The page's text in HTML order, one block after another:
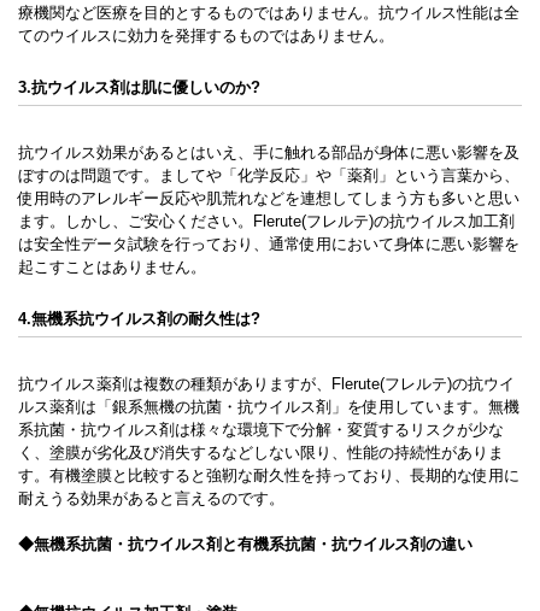
療機関など医療を目的とするものではありません。抗ウイルス性能は全
てのウイルスに効力を発揮するものではありません。
3.抗ウイルス剤は肌に優しいのか?
抗ウイルス効果があるとはいえ、手に触れる部品が身体に悪い影響を及
ぼすのは問題です。ましてや「化学反応」や「薬剤」という言葉から、
使用時のアレルギー反応や肌荒れなどを連想してしまう方も多いと思い
ます。しかし、ご安心ください。Flerute(フレルテ)の抗ウイルス加工剤
は安全性データ試験を行っており、通常使用において身体に悪い影響を
起こすことはありません。
4.無機系抗ウイルス剤の耐久性は?
抗ウイルス薬剤は複数の種類がありますが、Flerute(フレルテ)の抗ウイ
ルス薬剤は「銀系無機の抗菌・抗ウイルス剤」を使用しています。無機
系抗菌・抗ウイルス剤は様々な環境下で分解・変質するリスクが少な
く、塗膜が劣化及び消失するなどしない限り、性能の持続性がありま
す。有機塗膜と比較すると強靭な耐久性を持っており、長期的な使用に
耐えうる効果があると言えるのです。
◆無機系抗菌・抗ウイルス剤と有機系抗菌・抗ウイルス剤の違い